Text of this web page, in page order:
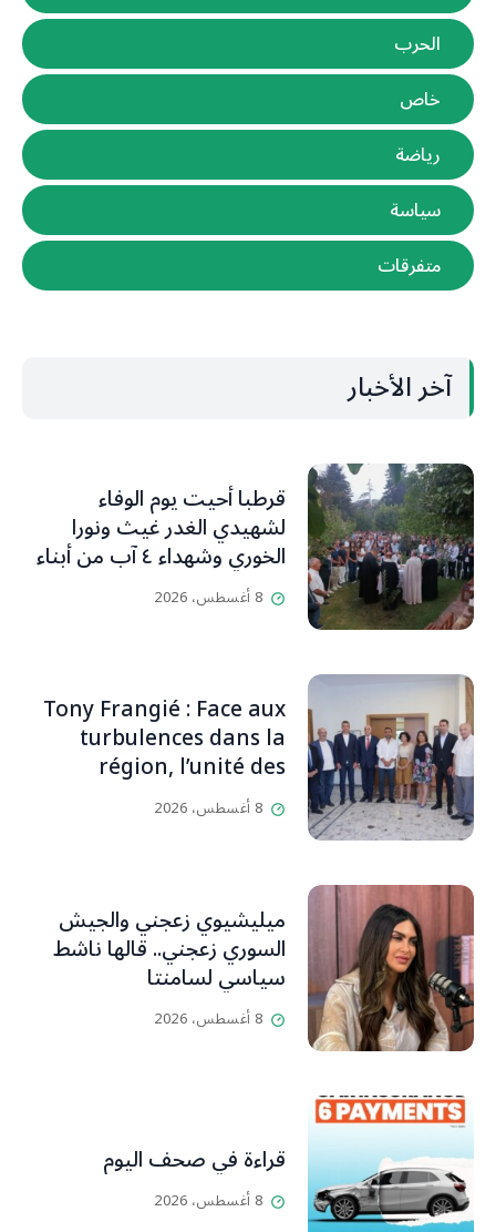
الحرب
خاص
رياضة
سياسة
متفرقات
آخر الأخبار
قرطبا أحيت يوم الوفاء
لشهيدي الغدر غيث ونورا
الخوري وشهداء ٤ آب من أبناء
البلدة.. كارين الخوري افرام: لقد
كان بيتنا، بوجود والدي، ينبض
إقفاله لكنه لم يستطع لأنه
بيت رسالة وتاريخ وإيمان وقيم
مستمرة (صور وVideo)
8 أغسطس، 2026
Tony Frangié : Face aux
turbulences dans la
région, l’unité des
Libanais est primordiale
L’OLJ / Par Scarlett
8 أغسطس، 2026
ميليشيوي زعجني والجيش
السوري زعجني.. قالها ناشط
سياسي لسامنتا
8 أغسطس، 2026
قراءة في صحف اليوم
8 أغسطس، 2026